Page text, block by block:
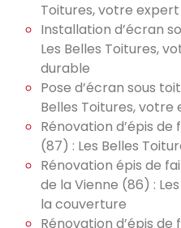
Toitures, votre expert
Installation d’écran
Les Belles Toitures,
durable
Pose d’écran sous
Belles Toitures, votre
Rénovation d’épis
(87) : Les Belles
Rénovation épis de
de la Vienne (86) :
la couverture
Rénovation d’épis